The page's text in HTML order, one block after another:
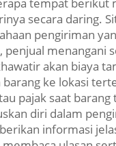
secara daring.
pengiriman
penjual menangani
akan biaya
ke lokasi
pajak saat
diri dalam
informasi